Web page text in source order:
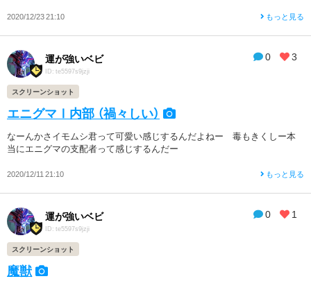
2020/12/23 21:10 もっと見る
0 3
運が強いベビ
ID: te5597s9jzji
スクリーンショット
エニグマⅠ内部 （禍々しい）
なーんかさイモムシ君って可愛い感じするんだよねー 毒もきくしー本
当にエニグマの支配者って感じするんだー
2020/12/11 21:10 もっと見る
0 1
運が強いベビ
ID: te5597s9jzji
スクリーンショット
魔獣